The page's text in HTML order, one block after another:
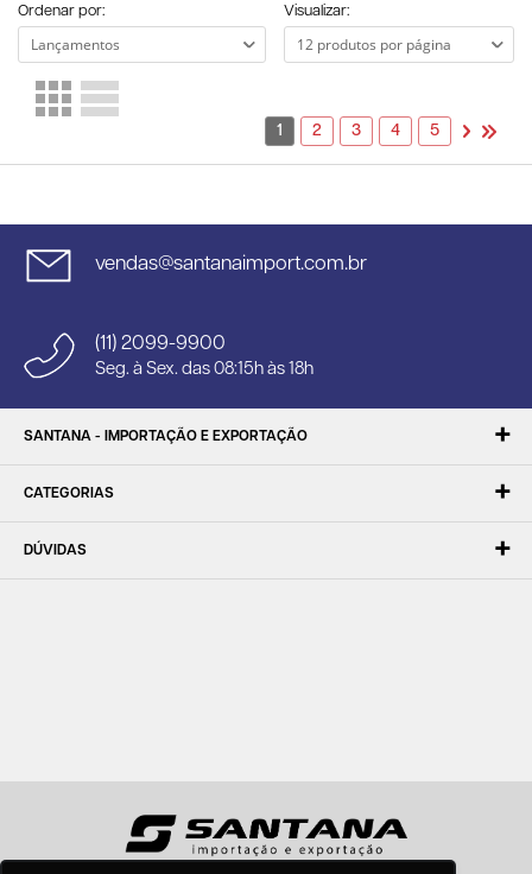
Ordenar por: Visualizar:
1 2 3 4 5
vendas@santanaimport.com.br
(11) 2099-9900
Seg. à Sex. das 08:15h às 18h
SANTANA - IMPORTAÇÃO E EXPORTAÇÃO
CATEGORIAS
DÚVIDAS